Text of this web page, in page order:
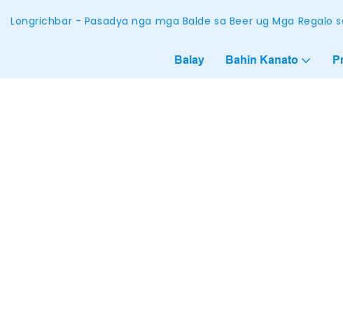
Longrichbar - Pasadya nga mga Balde sa Beer ug Mga Regalo
Balay Bahin Kanato